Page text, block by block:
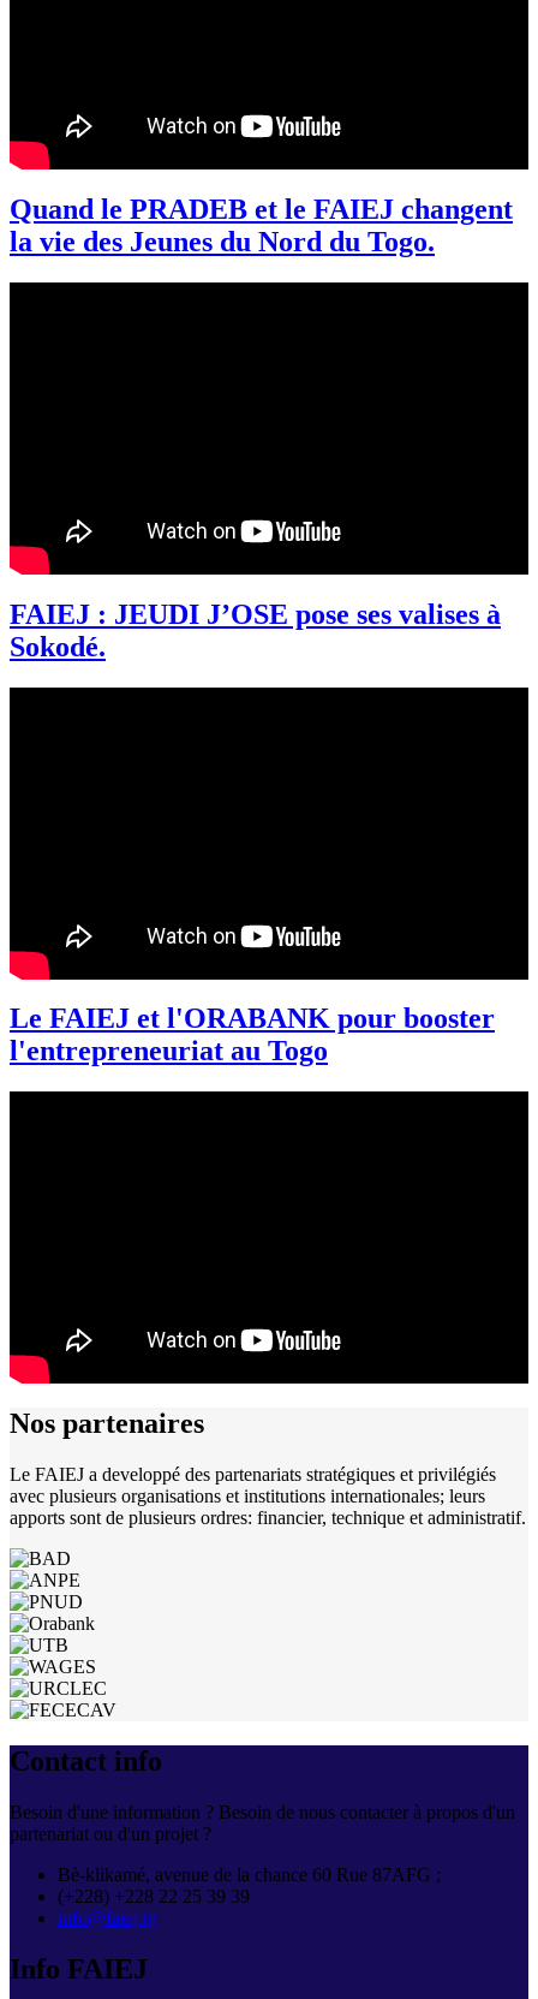
Quand le PRADEB et le FAIEJ changent
la vie des Jeunes du Nord du Togo.
FAIEJ : JEUDI J’OSE pose ses valises à
Sokodé.
Le FAIEJ et l'ORABANK pour booster
l'entrepreneuriat au Togo
Nos partenaires
Le FAIEJ a developpé des partenariats stratégiques et privilégiés
avec plusieurs organisations et institutions internationales; leurs
apports sont de plusieurs ordres: financier, technique et administratif.
Contact info
Besoin d'une information ? Besoin de nous contacter à propos d'un
partenariat ou d'un projet ?
Bè-klikamé, avenue de la chance 60 Rue 87AFG ;
(+228) +228 22 25 39 39
info@faiej.tg
Info FAIEJ